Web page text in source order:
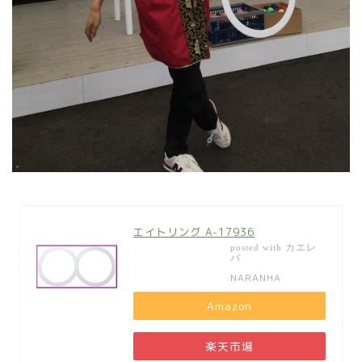
エイトリング A-17936
posted with カエレ
バ
NARANHA
Amazon
楽天市場